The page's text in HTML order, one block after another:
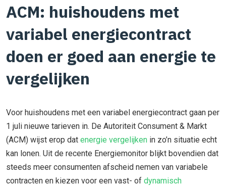
ACM: huishoudens met
variabel energiecontract
doen er goed aan energie te
vergelijken
Voor huishoudens met een variabel energiecontract gaan per
1 juli nieuwe tarieven in. De Autoriteit Consument & Markt
(ACM) wijst erop dat energie vergelijken in zo’n situatie echt
kan lonen. Uit de recente Energiemonitor blijkt bovendien dat
steeds meer consumenten afscheid nemen van variabele
contracten en kiezen voor een vast- of dynamisch